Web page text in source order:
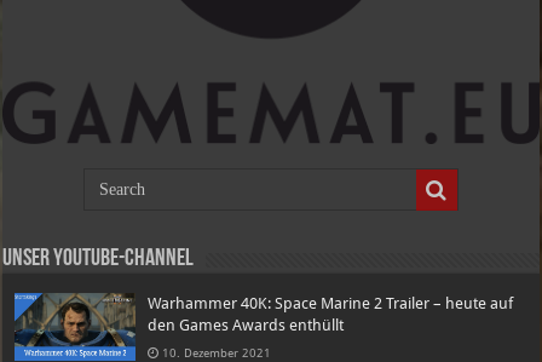
Unser Youtube-Channel
Warhammer 40K: Space Marine 2 Trailer – heute auf
den Games Awards enthüllt
10. Dezember 2021